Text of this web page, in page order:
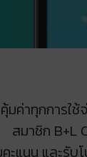
คุ้มค่าทุกการใช้
สมาชิก B+L
ะแนน และรับ